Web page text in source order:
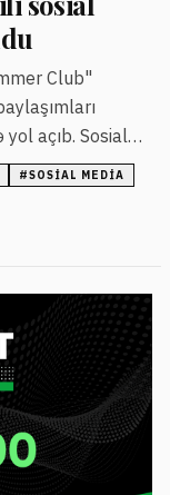
Club"
açıb. Sosial
də AI
#SOSIAL MEDIA